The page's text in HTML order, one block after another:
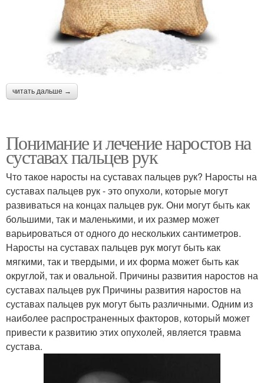
читать дальше →
Понимание и лечение наростов на
суставах пальцев рук
Что такое наросты на суставах пальцев рук? Наросты на
суставах пальцев рук - это опухоли, которые могут
развиваться на концах пальцев рук. Они могут быть как
большими, так и маленькими, и их размер может
варьироваться от одного до нескольких сантиметров.
Наросты на суставах пальцев рук могут быть как
мягкими, так и твердыми, и их форма может быть как
округлой, так и овальной. Причины развития наростов на
суставах пальцев рук Причины развития наростов на
суставах пальцев рук могут быть различными. Одним из
наиболее распространенных факторов, который может
привести к развитию этих опухолей, является травма
сустава.